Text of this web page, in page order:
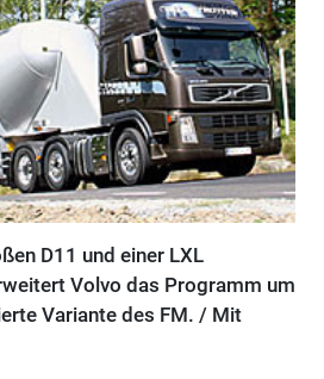
D11 und einer LXL
Volvo das Programm um
Variante des FM. / Mit